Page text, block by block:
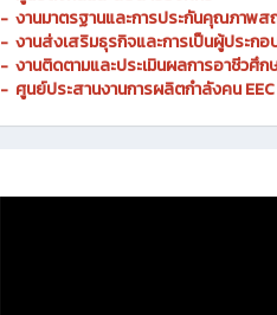
- งานพัฒนายุทธศาสตร์แผนงานและงบป
- งานส่งเสริมการวิจัยนวัตกรรมและสิ่งป
- ศูนย์ดิจิทัลและสื่อสารองค์กร